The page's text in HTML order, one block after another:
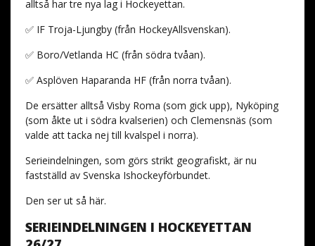
alltså har tre nya lag i Hockeyettan.
✅ IF Troja-Ljungby (från HockeyAllsvenskan).
✅ Boro/Vetlanda HC (från södra tvåan).
✅ Asplöven Haparanda HF (från norra tvåan).
De ersätter alltså Visby Roma (som gick upp), Nyköping
(som åkte ut i södra kvalserien) och Clemensnäs (som
valde att tacka nej till kvalspel i norra).
Serieindelningen, som görs strikt geografiskt, är nu
fastställd av Svenska Ishockeyförbundet.
Den ser ut så här.
SERIEINDELNINGEN I HOCKEYETTAN